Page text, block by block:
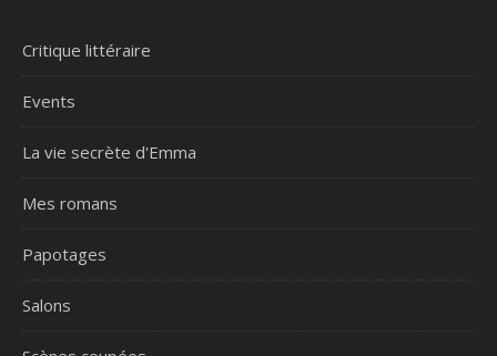
Critique littéraire
Events
La vie secrète d'Emma
Mes romans
Papotages
Salons